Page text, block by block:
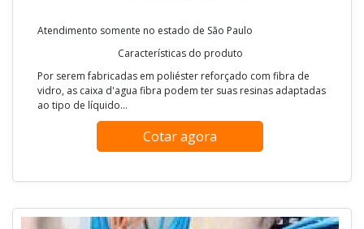
Atendimento somente no estado de São Paulo
Características do produto
Por serem fabricadas em poliéster reforçado com fibra de
vidro, as caixa d'agua fibra podem ter suas resinas adaptadas
ao tipo de líquido...
Cotar agora